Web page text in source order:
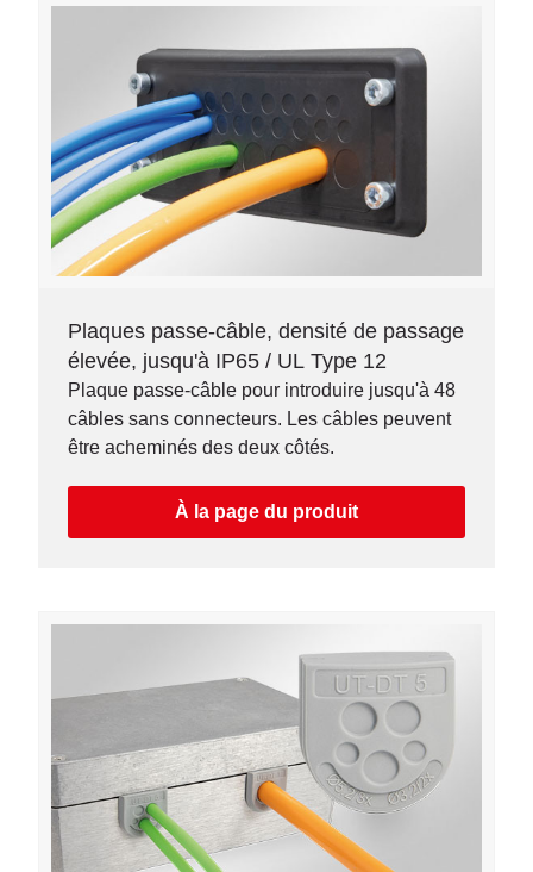
Plaques passe-câble, densité de passage
élevée, jusqu'à IP65 / UL Type 12
Plaque passe-câble pour introduire jusqu'à 48
câbles sans connecteurs. Les câbles peuvent
être acheminés des deux côtés.
À la page du produit